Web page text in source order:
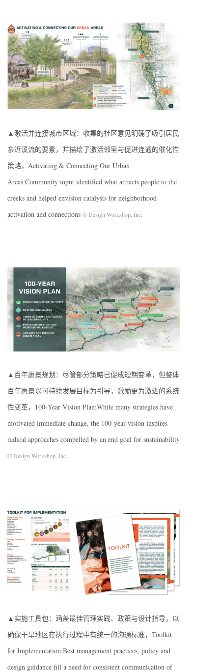
▲激活并连接城市区域：收集的社区意见明确了吸引居民
亲近溪流的要素，并描绘了激活邻里与促进连通的催化性
策略，Activating & Connecting Our Urban
Areas:Community input identified what attracts people to the
creeks and helped envision catalysts for neighborhood
activation and connections © Design Workshop, Inc.
▲百年愿景规划：尽管部分策略已促成短期变革，但整体
百年愿景以可持续发展目标为引导，激励更为激进的系统
性变革，100-Year Vision Plan:While many strategies have
motivated immediate change, the 100-year vision inspires
radical approaches compelled by an end goal for sustainability
© Design Workshop, Inc.
▲实施工具包：涵盖最佳管理实践、政策与设计指导，以
确保干旱地区在执行过程中有统一的沟通标准，Toolkit
for Implementation:Best management practices, policy and
design guidance fill a need for consistent communication of